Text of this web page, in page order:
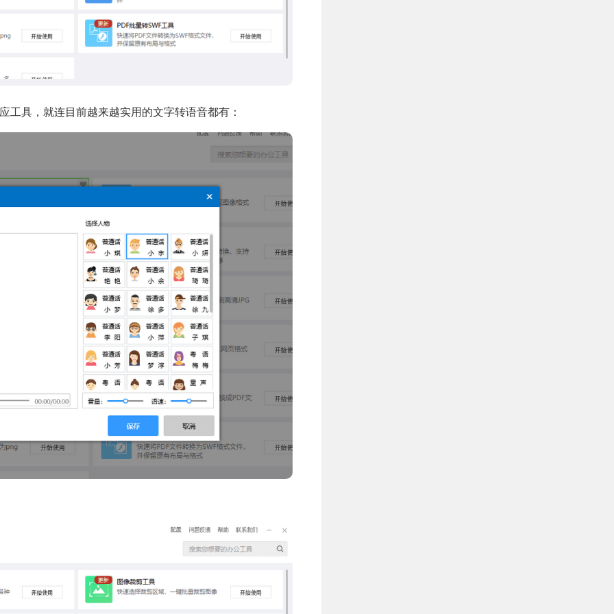
具，就连目前越来越实用的文字转语音都有：